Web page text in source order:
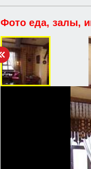
Фото еда, залы,